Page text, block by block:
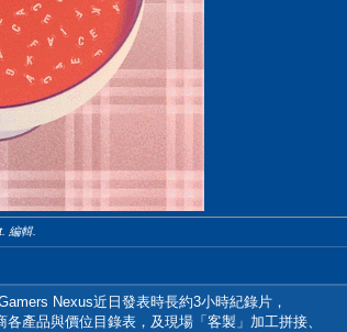
編輯.
Nexus近日發表時長約3小時紀錄片，
產品與價位目錄表，及現場「客製」加工拼接、